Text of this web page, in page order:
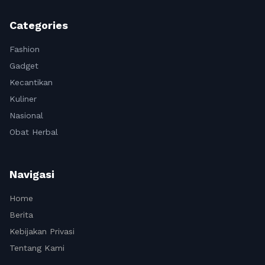
Categories
Fashion
Gadget
Kecantikan
Kuliner
Nasional
Obat Herbal
Navigasi
Home
Berita
Kebijakan Privasi
Tentang Kami